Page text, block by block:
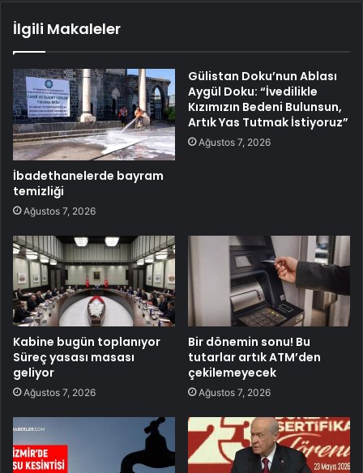
İlgili Makaleler
İbadethanelerde bayram
temizliği
Ağustos 7, 2026
Gülistan Doku’nun Ablası
Aygül Doku: “İvedilikle
Kızımızın Bedeni Bulunsun,
Artık Yas Tutmak İstiyoruz”
Ağustos 7, 2026
Kabine bugün toplanıyor
Süreç yasası masası
geliyor
Ağustos 7, 2026
Bir dönemin sonu! Bu
tutarlar artık ATM’den
çekilemeyecek
Ağustos 7, 2026